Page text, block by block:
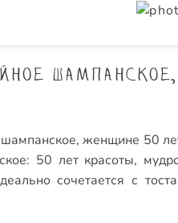
женщине 50
50 лет красоты,
сочетается с